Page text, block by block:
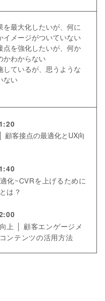
を最大化したいが、何に
イメージがついていない
点を強化したいが、何か
かわからない
しているが、思うような
ない
顧客接点の最適化とUX向
化~CVRを上げるために
は？
上 │ 顧客エンゲージメ
ンテンツの活用方法